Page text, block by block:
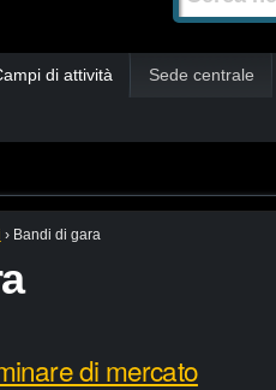
di attività Sede centrale
› Bandi di gara
di mercato